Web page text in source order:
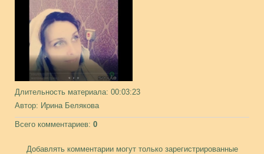
Длительность материала: 00:03:23
Автор: Ирина Белякова
Всего комментариев: 0
Добавлять комментарии могут только зарегистрированные